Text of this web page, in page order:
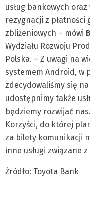
usług bankowych
rezygnacji z płatności
zbliżeniowych – mówi
Wydziału Rozwoju
Polska. – Z uwagi na
systemem Android, w
zdecydowaliśmy się
udostępnimy także
będziemy rozwijać
Korzyści, do której
za bilety komunikacji
inne usługi związane
Źródło: Toyota Bank